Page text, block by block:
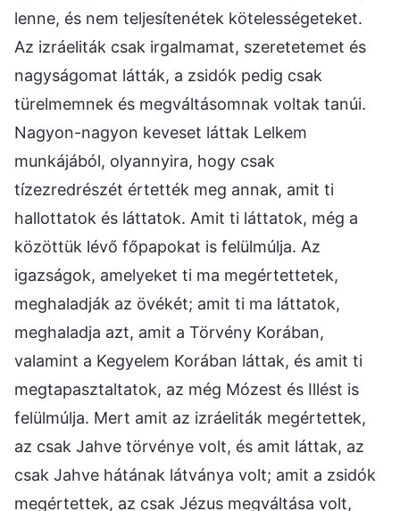
lenne, és nem teljesítenétek kötelességeteket.
Az izráeliták csak irgalmamat, szeretetemet és
nagyságomat látták, a zsidók pedig csak
türelmemnek és megváltásomnak voltak tanúi.
Nagyon-nagyon keveset láttak Lelkem
munkájából, olyannyira, hogy csak
tízezredrészét értették meg annak, amit ti
hallottatok és láttatok. Amit ti láttatok, még a
közöttük lévő főpapokat is felülmúlja. Az
igazságok, amelyeket ti ma megértettetek,
meghaladják az övékét; amit ti ma láttatok,
meghaladja azt, amit a Törvény Korában,
valamint a Kegyelem Korában láttak, és amit ti
megtapasztaltatok, az még Mózest és Illést is
felülmúlja. Mert amit az izráeliták megértettek,
az csak Jahve törvénye volt, és amit láttak, az
csak Jahve hátának látványa volt; amit a zsidók
megértettek, az csak Jézus megváltása volt,